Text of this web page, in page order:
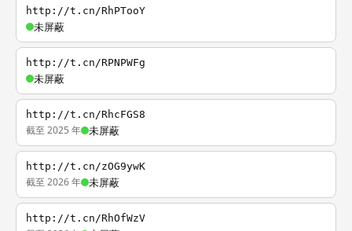
http://t.cn/RhPTooY
未屏蔽
http://t.cn/RPNPWFg
未屏蔽
http://t.cn/RhcFGS8
截至 2025 年 未屏蔽
http://t.cn/zOG9ywK
截至 2026 年 未屏蔽
http://t.cn/RhOfWzV